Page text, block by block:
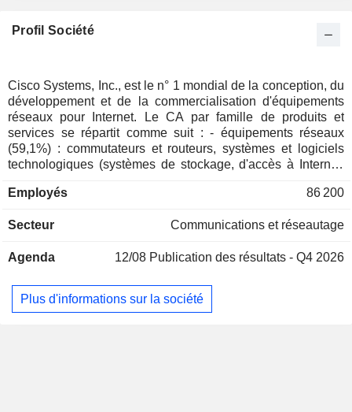
Italie
0,12%
Luxembourg
0,1%
Nouvelle-Zélande
0,09%
Finlande
0,07%
Personnes physiques
0,06%
Israël
0,04%
Portugal
0,04%
Russie
Profil Société
Cisco Systems, Inc., est le n° 1 mondial de la conception, du
développement et de la commercialisation d'équipements
réseaux pour Internet. Le CA par famille de produits et
services se répartit comme suit : - équipements réseaux
(59,1%) : commutateurs et routeurs, systèmes et logiciels
technologiques (systèmes de stockage, d'accès à Internet,
modules de connexion, etc.), etc. ; - services (26,6%) :
réalisation, d'intégration de réseaux, etc. ; - produits de
suivante : Amériques (59,4%), Europe-Moyen-Orient-Afrique
Employés 86 200
Secteur Communications et réseautage
Agenda 12/08 Publication des résultats - Q4 2026
Plus d'informations sur la société